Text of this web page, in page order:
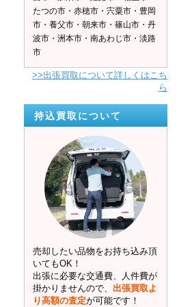
たつの市・赤穂市・宍粟市・豊岡
市・養父市・朝来市・篠山市・丹
波市・洲本市・南あわじ市・淡路
市
>>出張買取について詳しくはこち
ら
持込買取について
売却したい品物をお持ち込み頂
いてもOK！
出張に必要な交通費、人件費が
掛かりませんので、 出張買取よ
り高額の査定が可能です！